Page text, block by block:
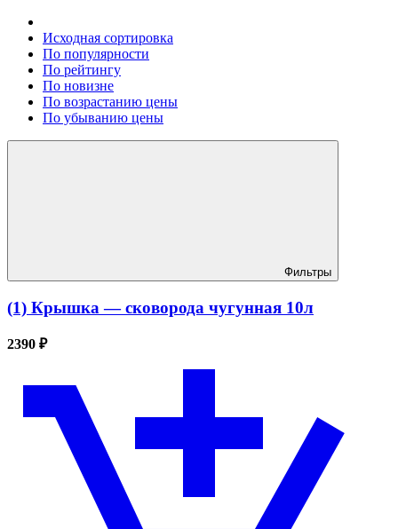
Исходная сортировка
По популярности
По рейтингу
По новизне
По возрастанию цены
По убыванию цены
Фильтры
(1) Крышка — сковорода чугунная 10л
2390 ₽